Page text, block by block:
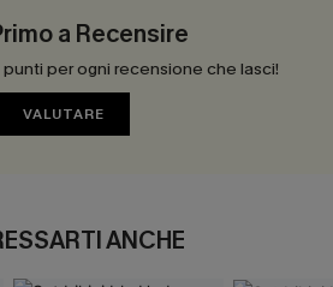
a Recensire
per ogni recensione che lasci!
VALUTARE
ANCHE